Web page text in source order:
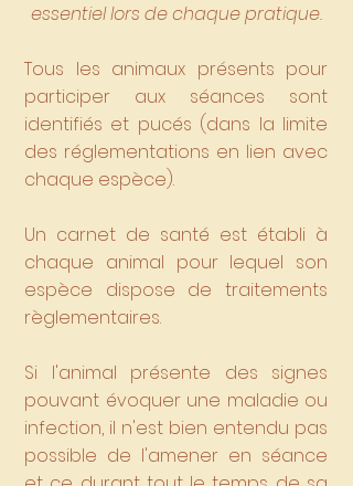
essentiel lors de chaque pratique.
Tous les animaux présents pour
participer aux séances sont
identifiés et pucés (dans la limite
des réglementations en lien avec
chaque espèce).
Un carnet de santé est établi à
chaque animal pour lequel son
espèce dispose de traitements
règlementaires.
Si l'animal présente des signes
pouvant évoquer une maladie ou
infection, il n'est bien entendu pas
possible de l'amener en séance